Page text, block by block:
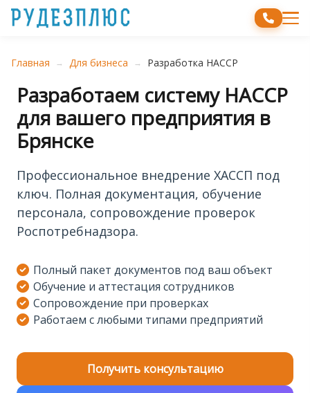
Главная → Для бизнеса → Разработка HACCP
Разработаем систему HACCP
для вашего предприятия в
Брянске
Профессиональное внедрение ХАССП под
ключ. Полная документация, обучение
персонала, сопровождение проверок
Роспотребнадзора.
Полный пакет документов под ваш объект
Обучение и аттестация сотрудников
Сопровождение при проверках
Работаем с любыми типами предприятий
Получить консультацию